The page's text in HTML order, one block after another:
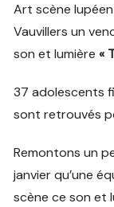
Art scène
Vauvillers un
son et lumière «
37 adolescents
sont retrouvés
Remontons un
janvier qu’une
scène ce son et